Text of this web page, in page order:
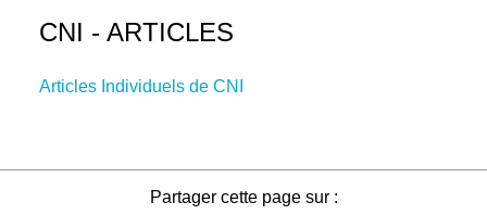
CNI - ARTICLES
Articles Individuels de CNI
Partager cette page sur :